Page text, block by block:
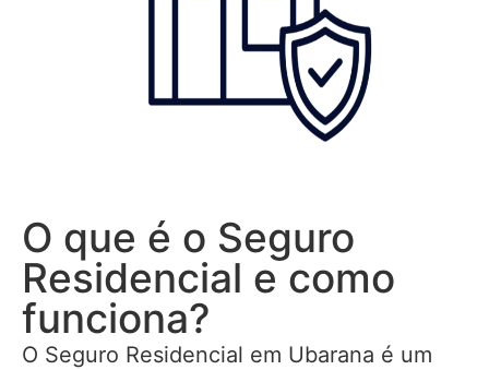
O que é o Seguro
Residencial e como
funciona?
O Seguro Residencial em Ubarana é um